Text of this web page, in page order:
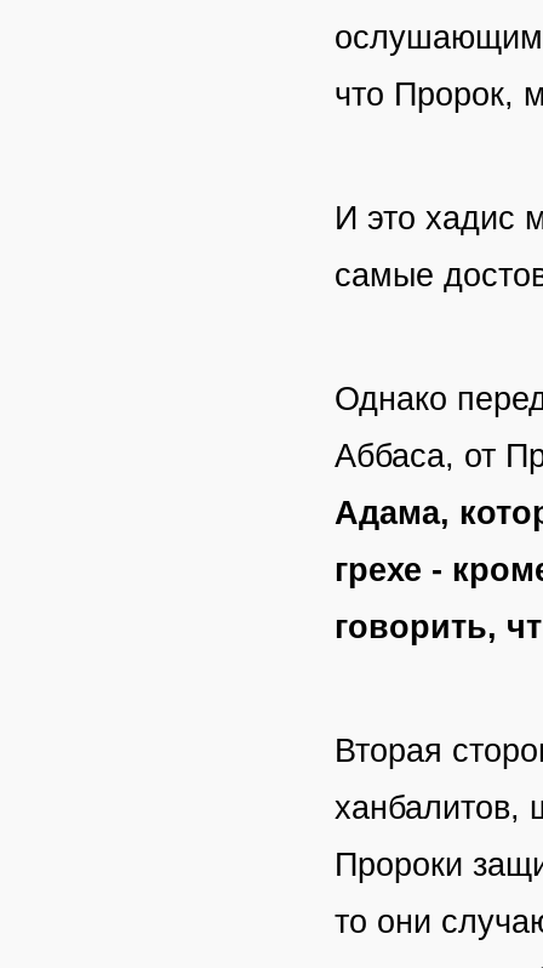
что Пророк,
И это хадис
самые
Однако
Аббаса, от
Адама,
грехе -
говорить,
Вторая
ханбалитов,
Пророки
то они